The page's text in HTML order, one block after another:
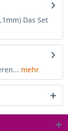
Das Set
mehr